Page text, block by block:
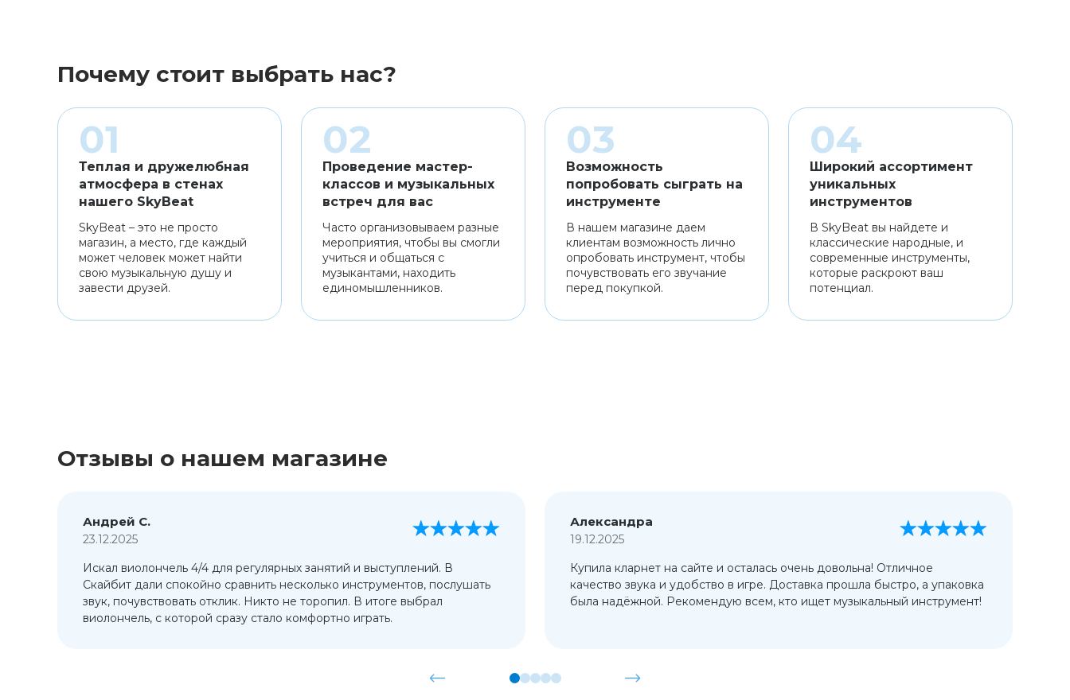
Почему стоит выбрать нас?
Теплая и дружелюбная
атмосфера в стенах
нашего SkyBeat
SkyBeat – это не просто
магазин, а место, где каждый
может человек может найти
свою музыкальную душу и
завести друзей.
Проведение мастер-
классов и музыкальных
встреч для вас
Часто организовываем разные
мероприятия, чтобы вы смогли
учиться и общаться с
музыкантами, находить
единомышленников.
Возможность
попробовать сыграть на
инструменте
В нашем магазине даем
клиентам возможность лично
опробовать инструмент, чтобы
почувствовать его звучание
перед покупкой.
Широкий ассортимент
уникальных
инструментов
В SkyBeat вы найдете и
классические народные, и
современные инструменты,
которые раскроют ваш
потенциал.
Отзывы о нашем магазине
Андрей С.
23.12.2025
Искал виолончель 4/4 для регулярных занятий и выступлений. В
Скайбит дали спокойно сравнить несколько инструментов, послушать
звук, почувствовать отклик. Никто не торопил. В итоге выбрал
виолончель, с которой сразу стало комфортно играть.
Александра
19.12.2025
Купила кларнет на сайте и осталась очень довольна! Отличное
качество звука и удобство в игре. Доставка прошла быстро, а упаковка
была надёжной. Рекомендую всем, кто ищет музыкальный инструмент!